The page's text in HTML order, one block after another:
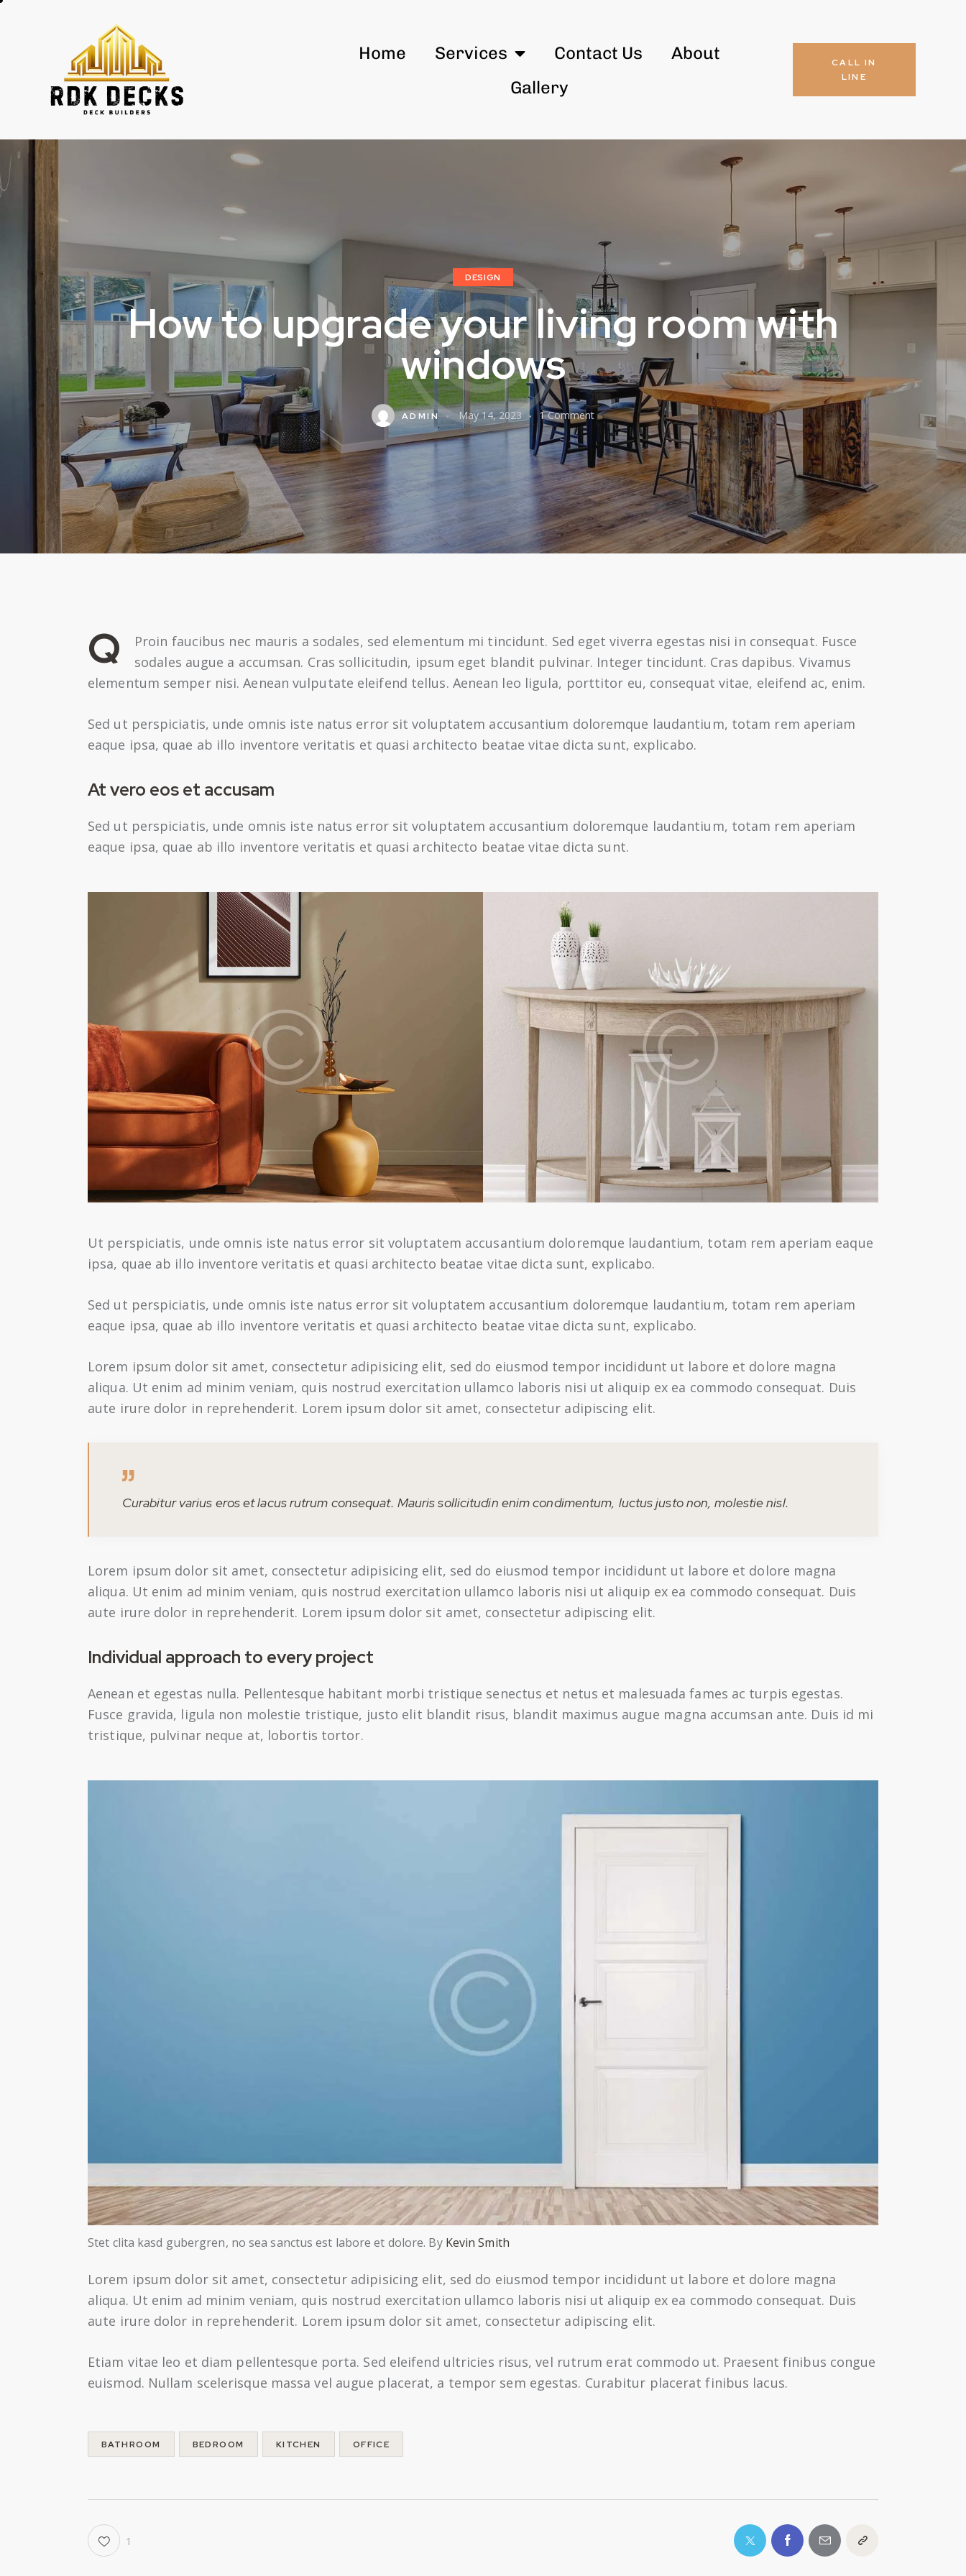
Home Services Contact Us
About
Gallery
CALL IN
LINE
DESIGN
How to upgrade your living room with
windows
ADMIN May 14, 2023 1 Comment
Q
Proin faucibus nec mauris a sodales, sed elementum mi tincidunt. Sed eget viverra egestas nisi in consequat. Fusce
sodales augue a accumsan. Cras sollicitudin, ipsum eget blandit pulvinar. Integer tincidunt. Cras dapibus. Vivamus
elementum semper nisi. Aenean vulputate eleifend tellus. Aenean leo ligula, porttitor eu, consequat vitae, eleifend ac, enim.
Sed ut perspiciatis, unde omnis iste natus error sit voluptatem accusantium doloremque laudantium, totam rem aperiam
eaque ipsa, quae ab illo inventore veritatis et quasi architecto beatae vitae dicta sunt, explicabo.
At vero eos et accusam
Sed ut perspiciatis, unde omnis iste natus error sit voluptatem accusantium doloremque laudantium, totam rem aperiam
eaque ipsa, quae ab illo inventore veritatis et quasi architecto beatae vitae dicta sunt.
Ut perspiciatis, unde omnis iste natus error sit voluptatem accusantium doloremque laudantium, totam rem aperiam eaque
ipsa, quae ab illo inventore veritatis et quasi architecto beatae vitae dicta sunt, explicabo.
Sed ut perspiciatis, unde omnis iste natus error sit voluptatem accusantium doloremque laudantium, totam rem aperiam
eaque ipsa, quae ab illo inventore veritatis et quasi architecto beatae vitae dicta sunt, explicabo.
Lorem ipsum dolor sit amet, consectetur adipisicing elit, sed do eiusmod tempor incididunt ut labore et dolore magna
aliqua. Ut enim ad minim veniam, quis nostrud exercitation ullamco laboris nisi ut aliquip ex ea commodo consequat. Duis
aute irure dolor in reprehenderit. Lorem ipsum dolor sit amet, consectetur adipiscing elit.
Curabitur varius eros et lacus rutrum consequat. Mauris sollicitudin enim condimentum, luctus justo non, molestie nisl.
Lorem ipsum dolor sit amet, consectetur adipisicing elit, sed do eiusmod tempor incididunt ut labore et dolore magna
aliqua. Ut enim ad minim veniam, quis nostrud exercitation ullamco laboris nisi ut aliquip ex ea commodo consequat. Duis
aute irure dolor in reprehenderit. Lorem ipsum dolor sit amet, consectetur adipiscing elit.
Individual approach to every project
Aenean et egestas nulla. Pellentesque habitant morbi tristique senectus et netus et malesuada fames ac turpis egestas.
Fusce gravida, ligula non molestie tristique, justo elit blandit risus, blandit maximus augue magna accumsan ante. Duis id mi
tristique, pulvinar neque at, lobortis tortor.
Stet clita kasd gubergren, no sea sanctus est labore et dolore. By Kevin Smith
Lorem ipsum dolor sit amet, consectetur adipisicing elit, sed do eiusmod tempor incididunt ut labore et dolore magna
aliqua. Ut enim ad minim veniam, quis nostrud exercitation ullamco laboris nisi ut aliquip ex ea commodo consequat. Duis
aute irure dolor in reprehenderit. Lorem ipsum dolor sit amet, consectetur adipiscing elit.
Etiam vitae leo et diam pellentesque porta. Sed eleifend ultricies risus, vel rutrum erat commodo ut. Praesent finibus congue
euismod. Nullam scelerisque massa vel augue placerat, a tempor sem egestas. Curabitur placerat finibus lacus.
BATHROOM BEDROOM KITCHEN OFFICE
1